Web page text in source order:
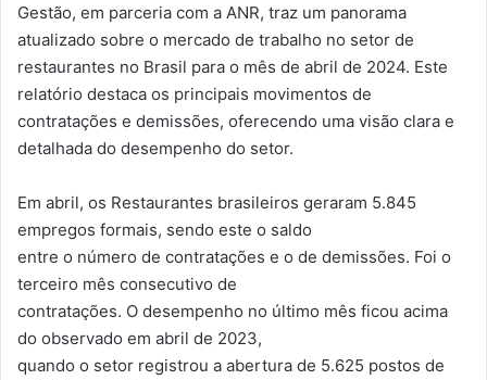
Gestão, em parceria com a ANR, traz um panorama
atualizado sobre o mercado de trabalho no setor de
restaurantes no Brasil para o mês de abril de 2024. Este
relatório destaca os principais movimentos de
contratações e demissões, oferecendo uma visão clara e
detalhada do desempenho do setor.
Em abril, os Restaurantes brasileiros geraram 5.845
empregos formais, sendo este o saldo
entre o número de contratações e o de demissões. Foi o
terceiro mês consecutivo de
contratações. O desempenho no último mês ficou acima
do observado em abril de 2023,
quando o setor registrou a abertura de 5.625 postos de